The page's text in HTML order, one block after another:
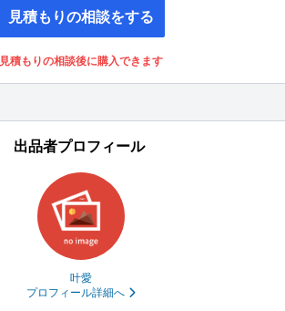
見積もりの相談をする
見積もりの相談後に購入できます
出品者プロフィール
叶愛
プロフィール詳細へ